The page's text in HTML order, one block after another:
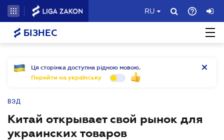
RU
БІЗНЕС
Ця сторінка доступна рідною мовою.
Перейти на українську
ВЭД
Китай открывает свой рынок для
украинских товаров